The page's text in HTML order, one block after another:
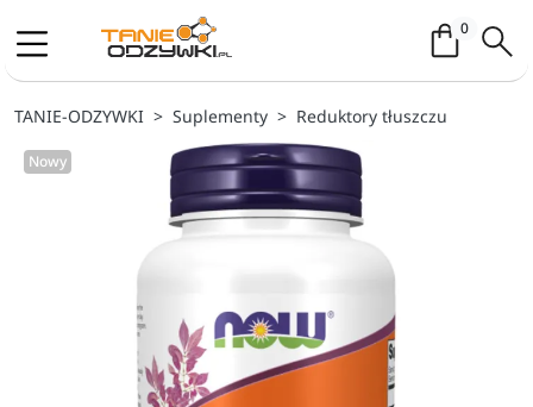
0Koszyk /
TANIE-ODZYWKI Suplementy Reduktory tłuszczu
Nowy